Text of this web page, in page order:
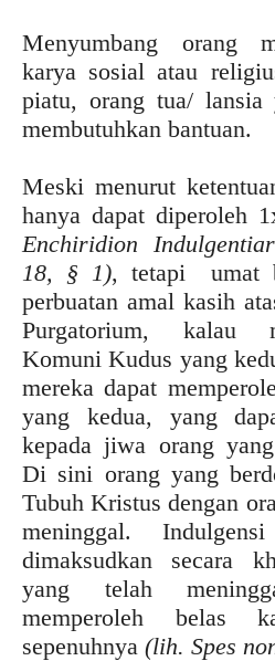
Menyumbang orang
karya sosial atau
piatu, orang tua/ lansia
membutuhkan bantuan.
Meski menurut
hanya dapat diperoleh
Enchiridion
18, § 1), tetapi umat
perbuatan amal kasih
Purgatorium, kalau
Komuni Kudus yang
mereka dapat
yang kedua, yang
kepada jiwa orang
Di sini orang yang
Tubuh Kristus dengan
meninggal. Indulgensi
dimaksudkan secara
yang telah
memperoleh belas
sepenuhnya (lih. Spes